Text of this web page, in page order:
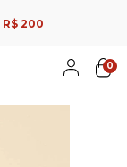
R$ 200
0